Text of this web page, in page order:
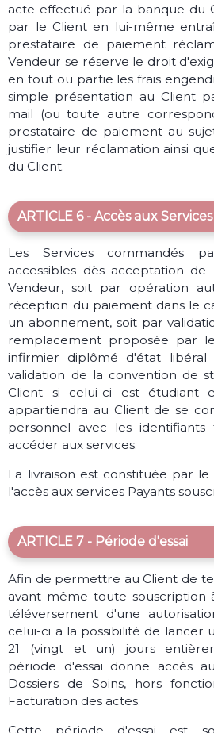
acte effectué par la banque du
par le Client en lui-même
prestataire de paiement
Vendeur se réserve le droit
en tout ou partie les frais
simple présentation au Client
mail (ou toute autre
prestataire de paiement au
justifier leur réclamation ainsi
du Client.
ARTICLE 6 - Accès aux Services
Les Services commandés
accessibles dès acceptation
Vendeur, soit par opération
réception du paiement dans le
un abonnement, soit par
remplacement proposée par
infirmier diplômé d'état libéral
validation de la convention de
Client si celui-ci est étudiant
appartiendra au Client de se
personnel avec les
accéder aux services.
La livraison est constituée par
l'accès aux services Payants
ARTICLE 7 - Période d'essai
Afin de permettre au Client de
avant même toute souscription
téléversement d'une
celui-ci a la possibilité de lancer
21 (vingt et un) jours
période d'essai donne accès
Dossiers de Soins, hors
Facturation des actes.
Cette période d'essai est